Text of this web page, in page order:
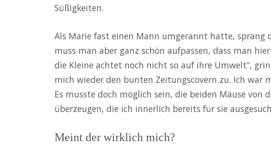
Süßigkeiten.
Als Marie fast einen Mann umgerannt hatte, sprang
muss man aber ganz schön aufpassen, dass man
die Kleine achtet noch nicht so auf ihre Umwelt”,
mich wieder den bunten Zeitungscovern zu. Ich war
Es musste doch möglich sein, die beiden Mäuse von
überzeugen, die ich innerlich bereits für sie
Meint der wirklich mich?